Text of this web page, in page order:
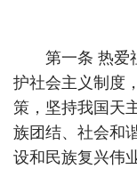
第一条 热爱祖
护社会主义制度
策，坚持我国天
族团结、社会和
设和民族复兴伟